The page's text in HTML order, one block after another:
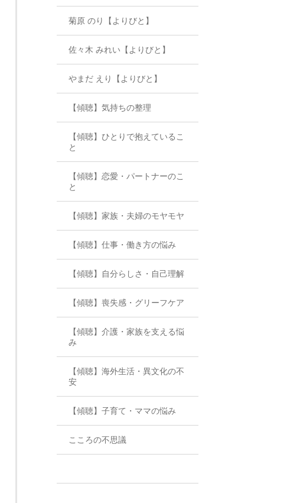
菊原 のり【よりびと】
佐々木 みれい【よりびと】
やまだ えり【よりびと】
【傾聴】気持ちの整理
【傾聴】ひとりで抱えているこ
と
【傾聴】恋愛・パートナーのこ
と
【傾聴】家族・夫婦のモヤモヤ
【傾聴】仕事・働き方の悩み
【傾聴】自分らしさ・自己理解
【傾聴】喪失感・グリーフケア
【傾聴】介護・家族を支える悩
み
【傾聴】海外生活・異文化の不
安
【傾聴】子育て・ママの悩み
こころの不思議